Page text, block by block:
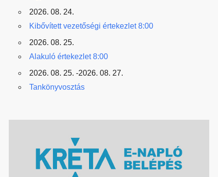
2026. 08. 24.
Kibővített vezetőségi értekezlet 8:00
2026. 08. 25.
Alakuló értekezlet 8:00
2026. 08. 25. -2026. 08. 27.
Tankönyvosztás